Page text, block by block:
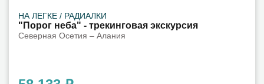
НА ЛЕГКЕ / РАДИАЛКИ
"Порог неба" - трекинговая экскурсия
Северная Осетия – Алания